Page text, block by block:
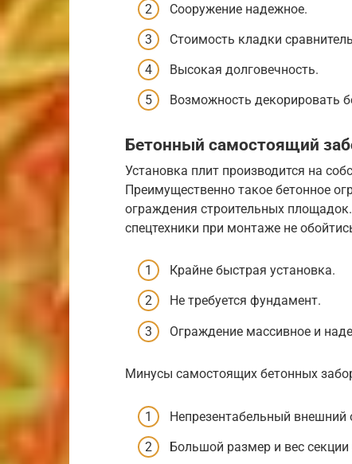
Сооружение надежное.
Стоимость кладки
Высокая долговечность.
Возможность декорировать
Бетонный самостоящий
Установка плит производится на
Преимущественно такое бетонное
ограждения строительных
спецтехники при монтаже не
Крайне быстрая установка.
Не требуется фундамент.
Ограждение массивное и
Минусы самостоящих бетонных
Непрезентабельный внешний
Большой размер и вес секции